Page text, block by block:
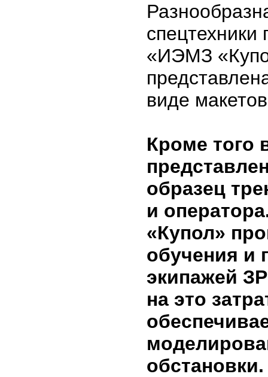
«ИЭМЗ
виде
Кроме того
образец
и
«Купол»
обучения и
экипажей
на это
обстановки.